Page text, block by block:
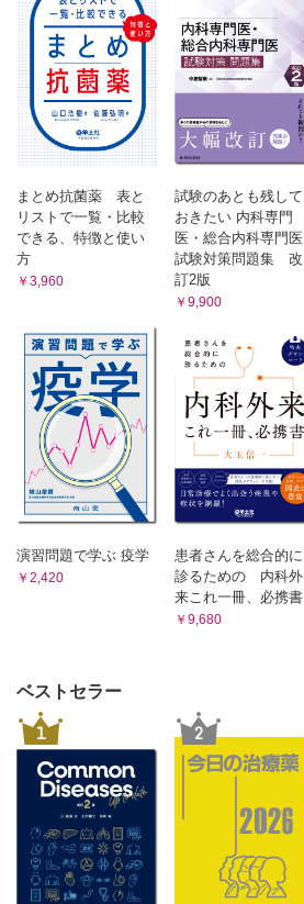
まとめ抗菌薬 表と
リストで一覧・比較
できる、特徴と使い
方
￥3,960
試験のあとも残して
おきたい 内科専門
医・総合内科専門医
試験対策問題集 改
訂2版
￥9,900
演習問題で学ぶ 疫学
￥2,420
患者さんを総合的に
診るための 内科外
来これ一冊、必携書
￥9,680
ベストセラー
1 2